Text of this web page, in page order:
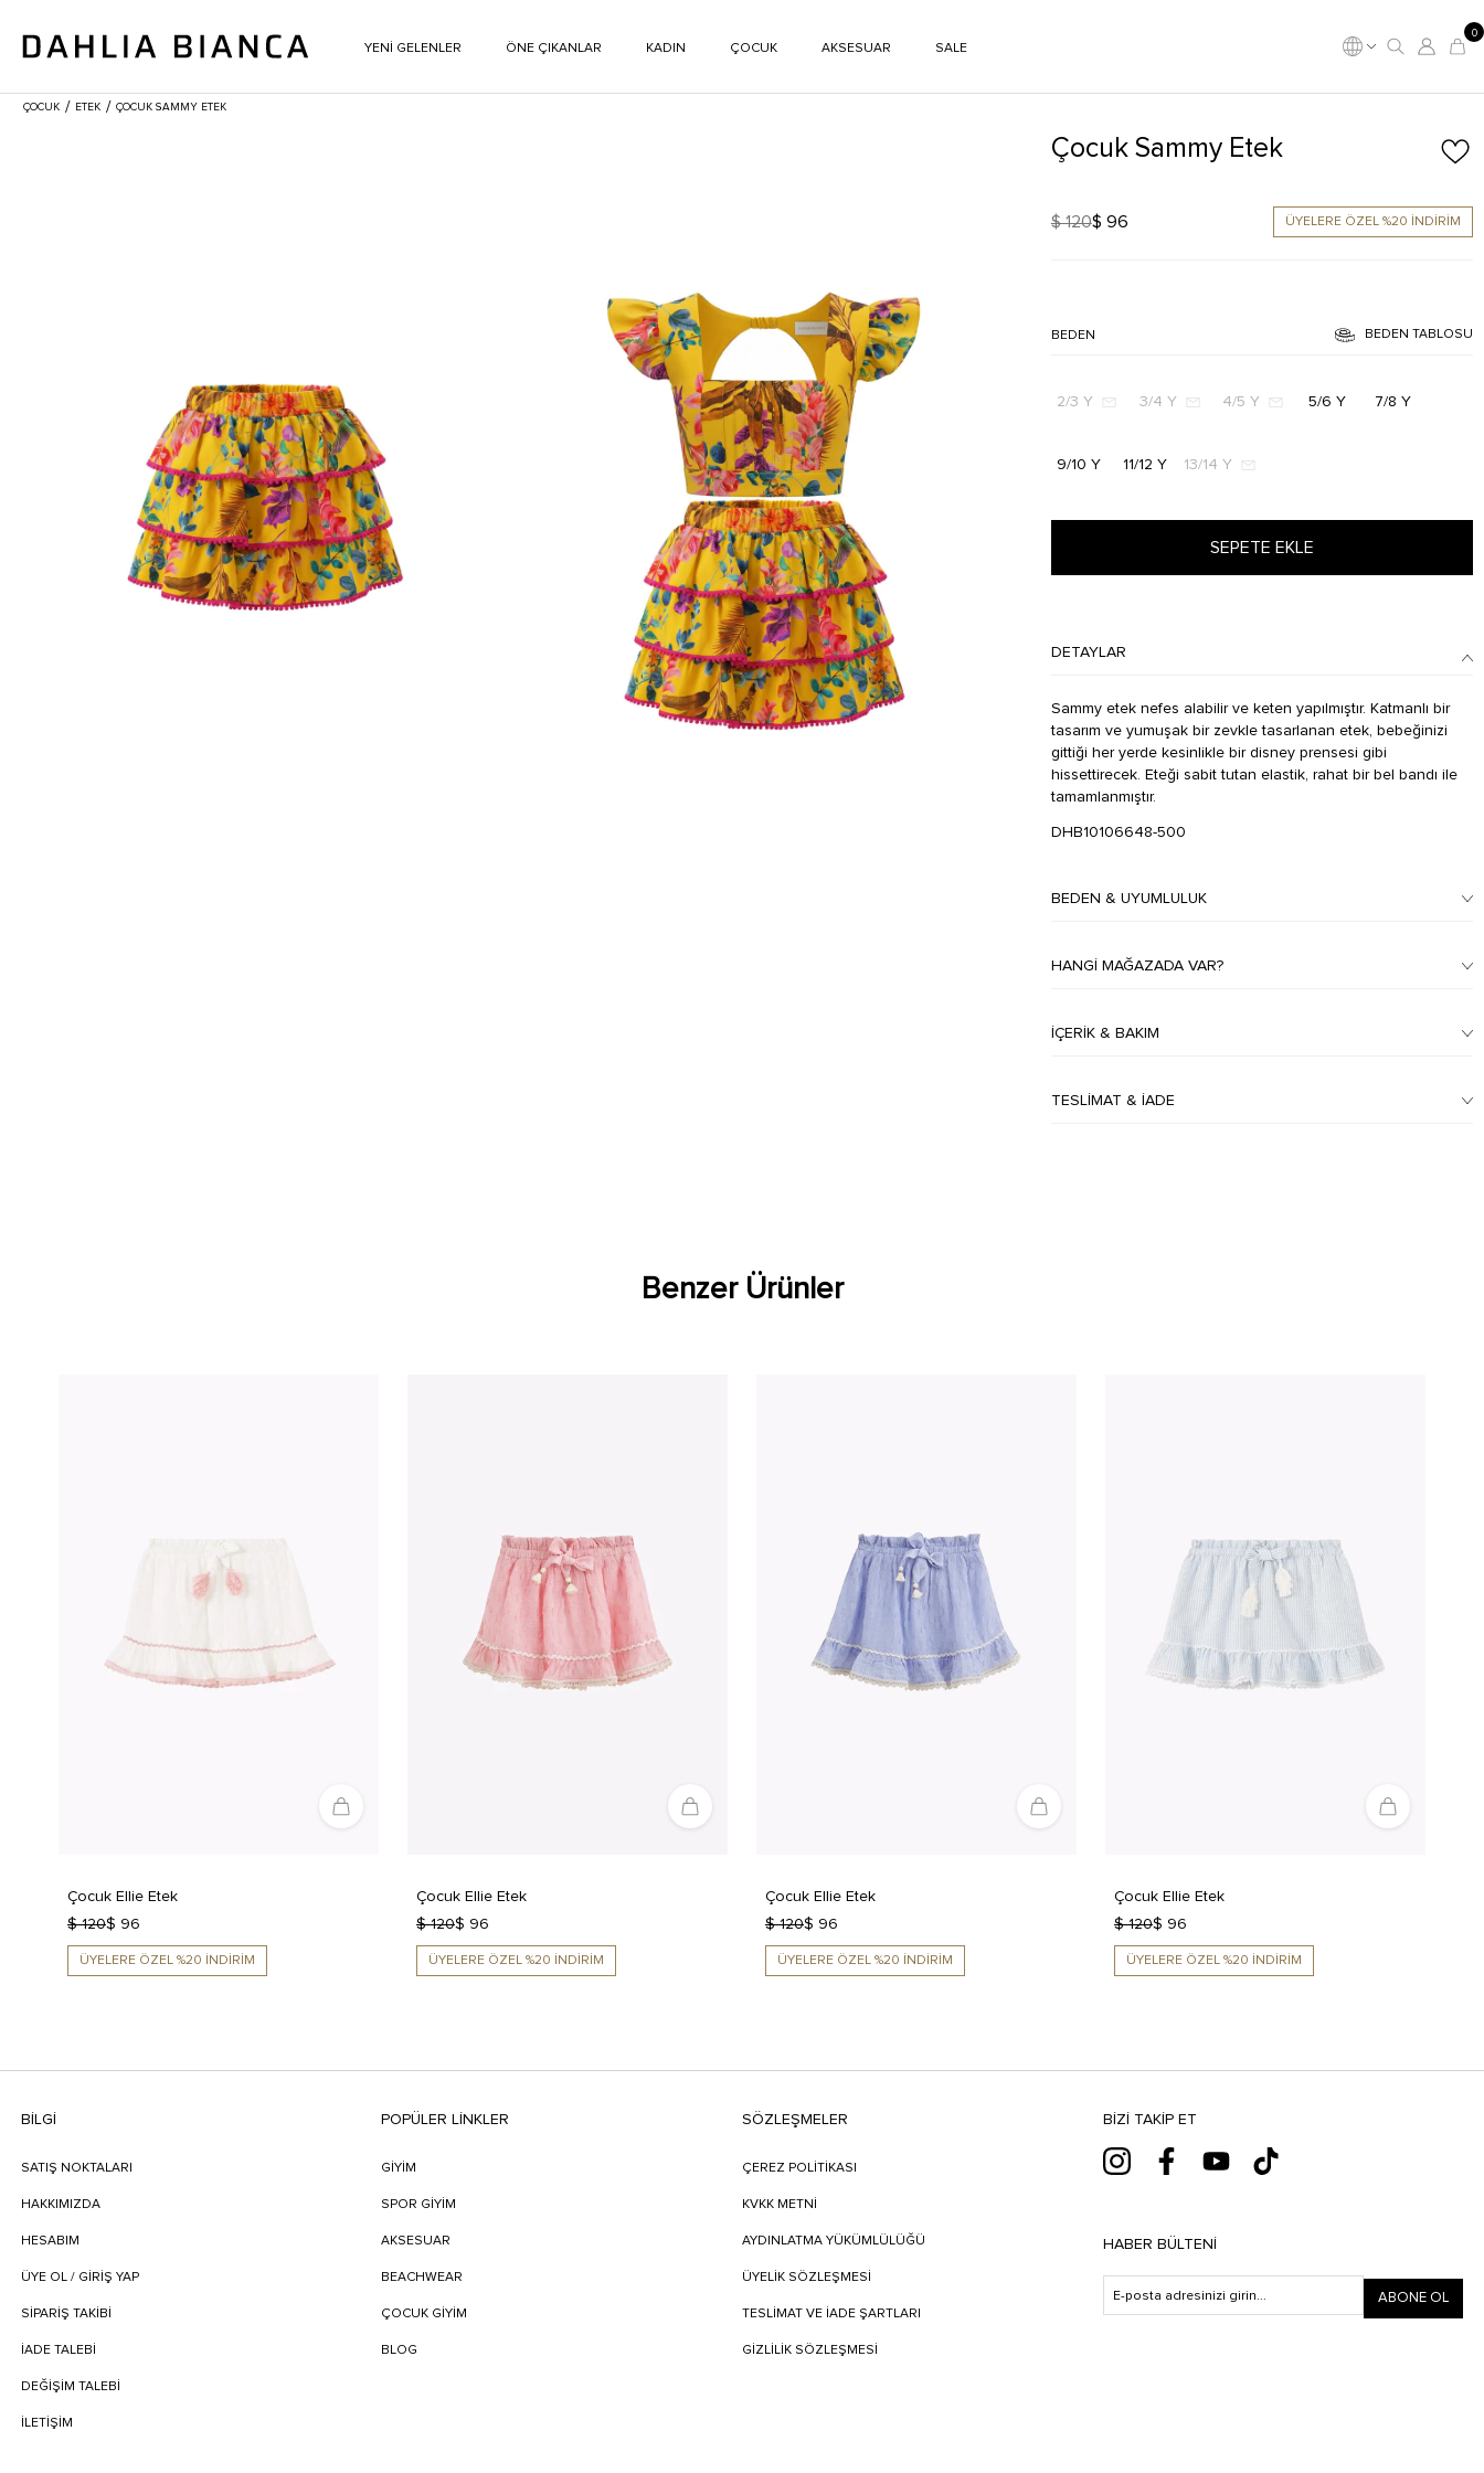
YENİ GELENLER ÖNE ÇIKANLAR KADIN ÇOCUK AKSESUAR SALE
0
ÇOCUK / ETEK / ÇOCUK SAMMY ETEK
Çocuk Sammy Etek
$ 120$ 96 ÜYELERE ÖZEL %20 İNDİRİM
BEDEN BEDEN TABLOSU
2/3 Y 3/4 Y 4/5 Y 5/6 Y 7/8 Y
9/10 Y 11/12 Y 13/14 Y
SEPETE EKLE
DETAYLAR
Sammy etek nefes alabilir ve keten yapılmıştır. Katmanlı bir
tasarım ve yumuşak bir zevkle tasarlanan etek, bebeğinizi
gittiği her yerde kesinlikle bir disney prensesi gibi
hissettirecek. Eteği sabit tutan elastik, rahat bir bel bandı ile
tamamlanmıştır.
DHB10106648-500
BEDEN & UYUMLULUK
HANGI MAĞAZADA VAR?
İÇERIK & BAKIM
TESLIMAT & İADE
Benzer Ürünler
Çocuk Ellie Etek
$ 120$ 96
ÜYELERE ÖZEL %20 İNDİRİM
Çocuk Ellie Etek
$ 120$ 96
ÜYELERE ÖZEL %20 İNDİRİM
Çocuk Ellie Etek
$ 120$ 96
ÜYELERE ÖZEL %20 İNDİRİM
Çocuk Ellie Etek
$ 120$ 96
ÜYELERE ÖZEL %20 İNDİRİM
BILGI
SATIŞ NOKTALARI
HAKKIMIZDA
HESABIM
ÜYE OL / GİRİŞ YAP
SIPARIŞ TAKIBI
İADE TALEBI
DEĞIŞIM TALEBI
İLETIŞIM
POPÜLER LİNKLER
GİYİM
SPOR GİYİM
AKSESUAR
BEACHWEAR
ÇOCUK GİYİM
BLOG
SÖZLEŞMELER
ÇEREZ POLİTİKASI
KVKK METNİ
AYDINLATMA YÜKÜMLÜLÜĞÜ
ÜYELIK SÖZLEŞMESI
TESLIMAT VE İADE ŞARTLARI
GİZLİLİK SÖZLEŞMESİ
BIZI TAKIP ET
HABER BÜLTENI
ABONE OL